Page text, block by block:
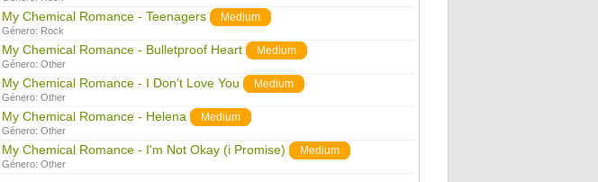
My Chemical Romance - Teenagers Medium
Género: Rock
My Chemical Romance - Bulletproof Heart Medium
Género: Other
My Chemical Romance - I Don't Love You Medium
Género: Other
My Chemical Romance - Helena Medium
Género: Other
My Chemical Romance - I'm Not Okay (i Promise) Medium
Género: Other